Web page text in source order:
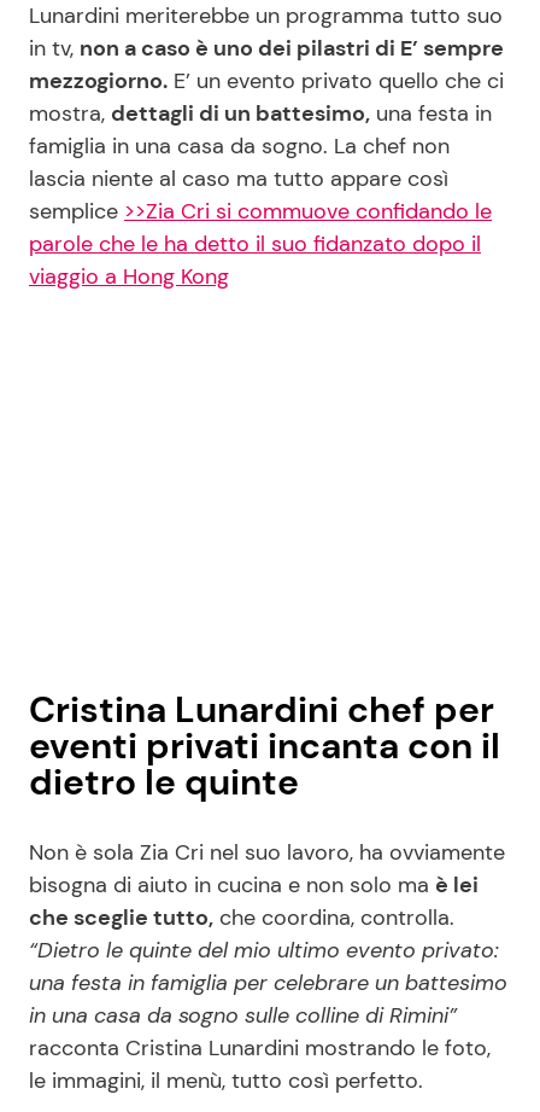
Lunardini meriterebbe un programma tutto suo
in tv, non a caso è uno dei pilastri di E’ sempre
mezzogiorno. E’ un evento privato quello che ci
mostra, dettagli di un battesimo, una festa in
famiglia in una casa da sogno. La chef non
lascia niente al caso ma tutto appare così
semplice >>Zia Cri si commuove confidando le
parole che le ha detto il suo fidanzato dopo il
viaggio a Hong Kong
Cristina Lunardini chef per
eventi privati incanta con il
dietro le quinte
Non è sola Zia Cri nel suo lavoro, ha ovviamente
bisogna di aiuto in cucina e non solo ma è lei
che sceglie tutto, che coordina, controlla.
“Dietro le quinte del mio ultimo evento privato:
una festa in famiglia per celebrare un battesimo
in una casa da sogno sulle colline di Rimini”
racconta Cristina Lunardini mostrando le foto,
le immagini, il menù, tutto così perfetto.